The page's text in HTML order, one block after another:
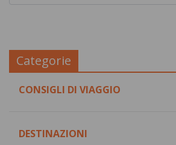
Categorie
CONSIGLI DI VIAGGIO
DESTINAZIONI